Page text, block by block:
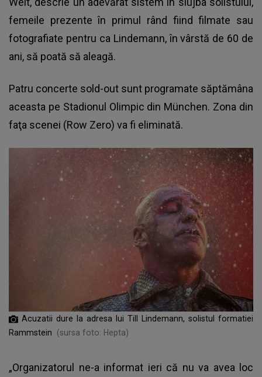
femeile prezente în primul rând fiind filmate sau
fotografiate pentru ca Lindemann, în vârstă de 60 de
ani, să poată să aleagă.
Patru concerte sold-out sunt programate săptămâna
aceasta pe Stadionul Olimpic din München. Zona din
faţa scenei (Row Zero) va fi eliminată.
Acuzatii dure la adresa lui Till Lindemann, solistul formatiei
Rammstein
(sursa foto: Hepta)
„Organizatorul ne-a informat ieri că nu va avea loc